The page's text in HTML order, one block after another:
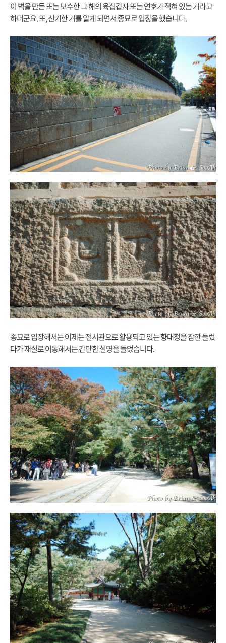
이 벽을 만든 또는 보수한 그 해의 육십갑자 또는 연호가 적혀 있는 거라고
하더군요. 또, 신기한 거를 알게 되면서 종묘로 입장을 했습니다.
종묘로 입장해서는 이제는 전시관으로 활용되고 있는 향대청을 잠깐 들렀
다가 재실로 이동해서는 간단한 설명을 들었습니다.